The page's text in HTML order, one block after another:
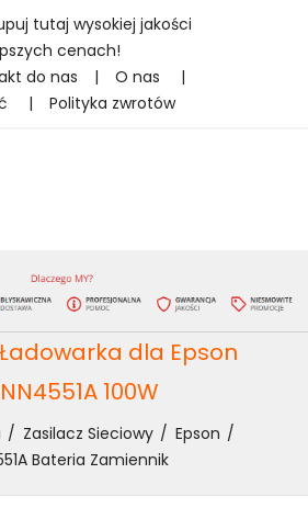
tutaj wysokiej jakości
cenach!
do nas | O nas
|
| Polityka zwrotów
dla Epson
100W
Zasilacz Sieciowy
Epson
Bateria Zamiennik